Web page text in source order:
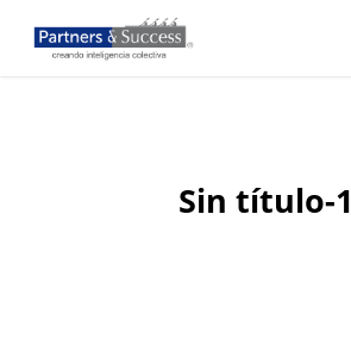
main
Sin título-1